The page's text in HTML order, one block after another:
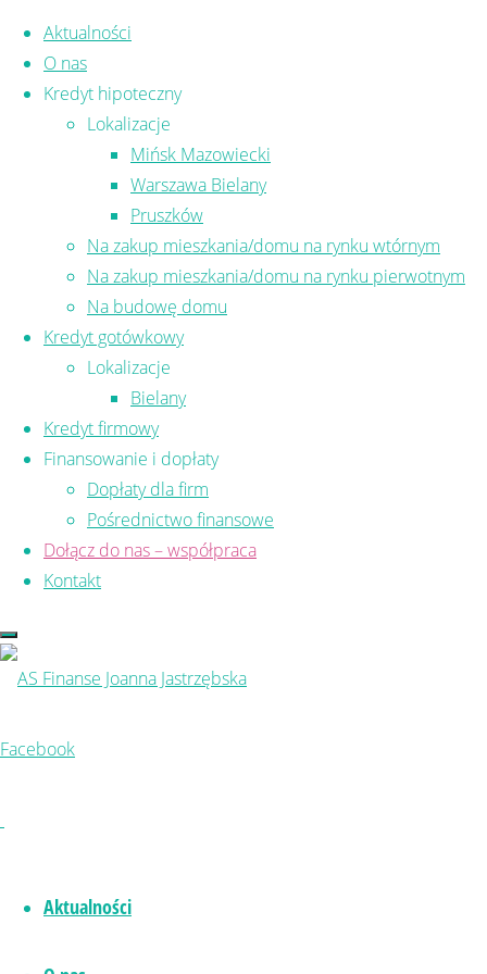
Skip to content
Aktualności
O nas
Kredyt hipoteczny
Lokalizacje
Mińsk Mazowiecki
Warszawa Bielany
Pruszków
Na zakup mieszkania/domu na rynku wtórnym
Na zakup mieszkania/domu na rynku pierwotnym
Na budowę domu
Kredyt gotówkowy
Lokalizacje
Bielany
Kredyt firmowy
Finansowanie i dopłaty
Dopłaty dla firm
Pośrednictwo finansowe
Dołącz do nas – współpraca
Kontakt
Facebook
Aktualności
Nadchodzi Bezpieczny
Kredyt 2% – czy warto?
Od 3 lipca będzie można ubiegać się o kredyt
hipoteczny, tzw. Bezpieczny Kredyt 2%. Czy
warto z niego skorzystać?
Jeśli spełniasz warunki, aby uzyskać
hipoteczny
ze wsparciem rządowym, to jak
najbardziej tak. W AS Finanse mamy już listę
klientów oczekujących na wnioskowanie o
Podajemy główne wytyczne kredytu.
Dla kogo?
osób do 45 roku życia, które nigdy nie